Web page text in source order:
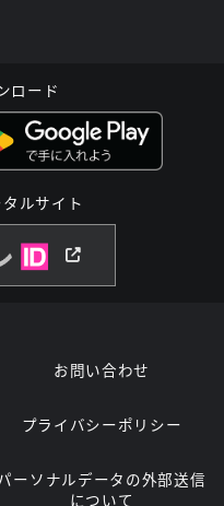
ロード
ルサイト
お問い合わせ
プライバシーポリシー
ーソナルデータの外部送信
について